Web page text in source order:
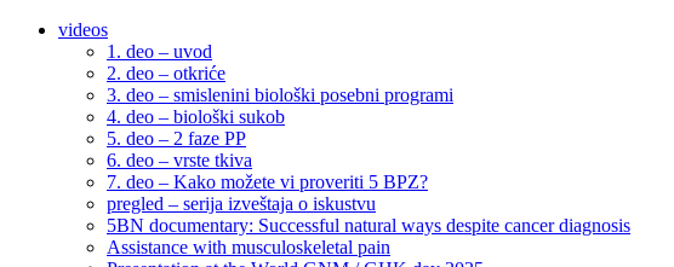
videos
1. deo – uvod
2. deo – otkriće
3. deo – smislenini biološki posebni programi
4. deo – biološki sukob
5. deo – 2 faze PP
6. deo – vrste tkiva
7. deo – Kako možete vi proveriti 5 BPZ?
pregled – serija izveštaja o iskustvu
5BN documentary: Successful natural ways despite cancer diagnosis
Assistance with musculoskeletal pain